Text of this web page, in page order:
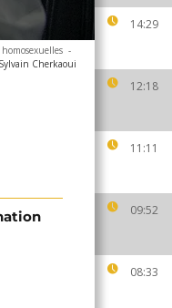
14:29
12:18
11:11
09:52
08:33
-
Cherkaoui